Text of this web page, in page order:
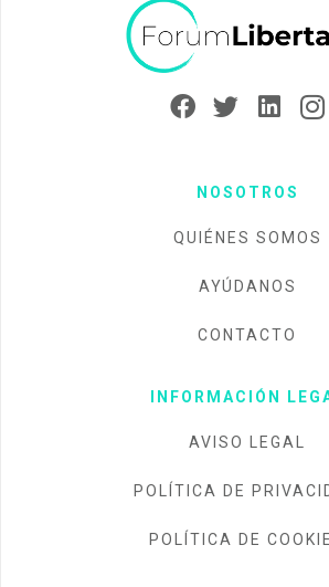
NOSOTROS
QUIÉNES SOMOS
AYÚDANOS
CONTACTO
INFORMACIÓN
AVISO LEGAL
POLÍTICA DE
POLÍTICA DE